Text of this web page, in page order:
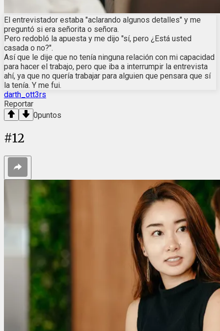
El entrevistador estaba "aclarando algunos detalles" y me
preguntó si era señorita o señora.
Pero redobló la apuesta y me dijo "sí, pero ¿Está usted
casada o no?".
Así que le dije que no tenía ninguna relación con mi capacidad
para hacer el trabajo, pero que iba a interrumpir la entrevista
ahí, ya que no quería trabajar para alguien que pensara que sí
la tenía. Y me fui.
darth_ott3rs
Reportar
0puntos
#12